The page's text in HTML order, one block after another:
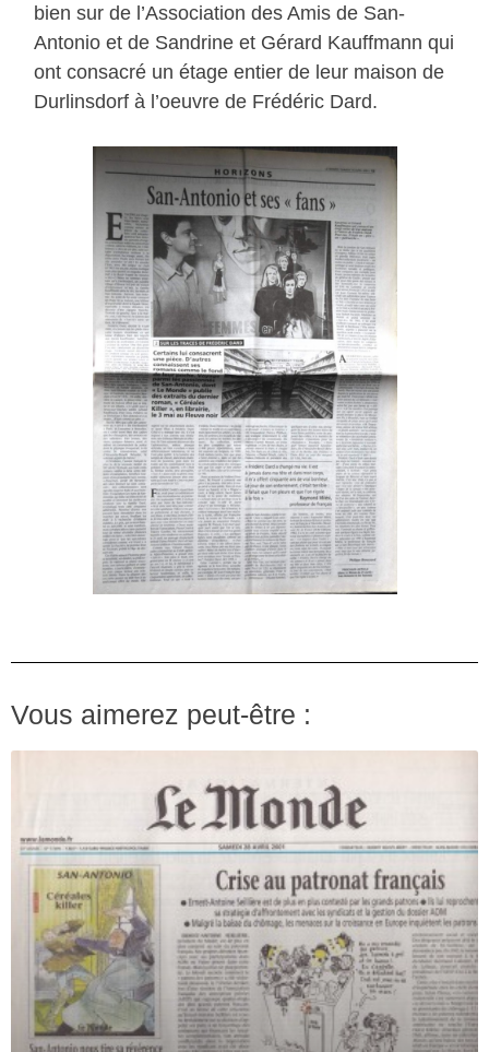
bien sur de l’Association des Amis de San-
Antonio et de Sandrine et Gérard Kauffmann qui
ont consacré un étage entier de leur maison de
Durlinsdorf à l’oeuvre de Frédéric Dard.
Vous aimerez peut-être :